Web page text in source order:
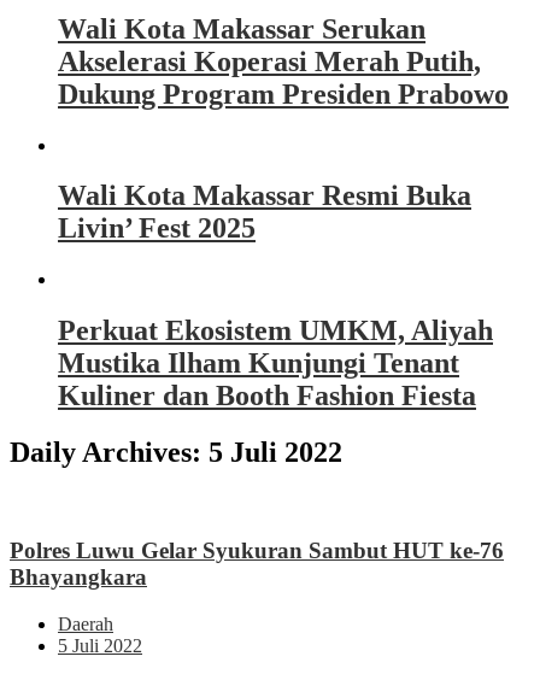
Wali Kota Makassar Serukan
Akselerasi Koperasi Merah Putih,
Dukung Program Presiden Prabowo
Wali Kota Makassar Resmi Buka
Livin’ Fest 2025
Perkuat Ekosistem UMKM, Aliyah
Mustika Ilham Kunjungi Tenant
Kuliner dan Booth Fashion Fiesta
Daily Archives: 5 Juli 2022
Polres Luwu Gelar Syukuran Sambut HUT ke-76
Bhayangkara
Daerah
5 Juli 2022